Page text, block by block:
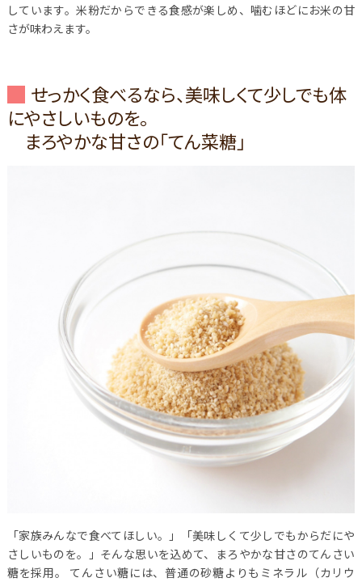
しています。米粉だからできる食感が楽しめ、噛むほどにお米の甘
さが味わえます。
せっかく食べるなら、美味しくて少しでも体
にやさしいものを。
まろやかな甘さの「てん菜糖」
「家族みんなで食べてほしい。」「美味しくて少しでもからだにや
さしいものを。」そんな思いを込めて、まろやかな甘さのてんさい
糖を採用。
てんさい糖には、普通の砂糖よりもミネラル（カリウ